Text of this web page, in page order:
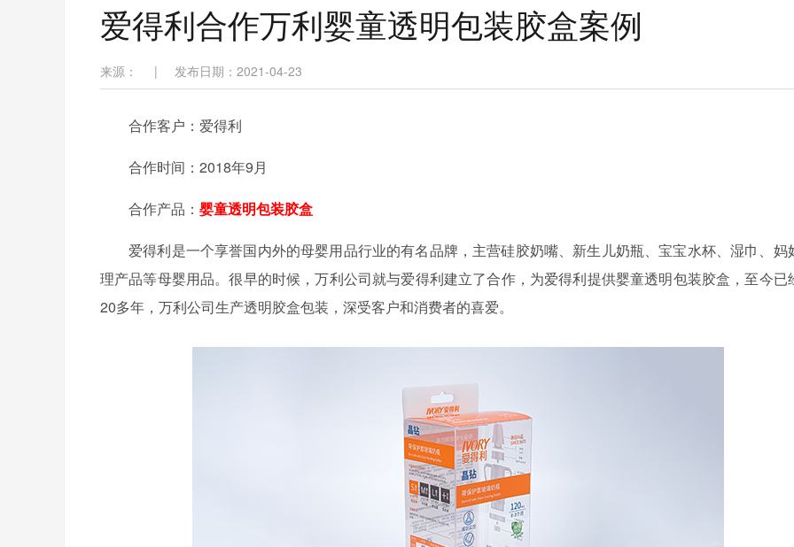
爱得利合作万利婴童透明包装胶盒案例
来源： | 发布日期：2021-04-23
合作客户：爱得利
合作时间：2018年9月
合作产品： 婴童透明包装胶盒
爱得利是一个享誉国内外的母婴用品行业的有名品牌，主营硅胶奶嘴、新生儿奶瓶、宝宝水杯、湿巾、妈
理产品等母婴用品。很早的时候，万利公司就与爱得利建立了合作，为爱得利提供婴童透明包装胶盒，至今已
20多年，万利公司生产透明胶盒包装，深受客户和消费者的喜爱。